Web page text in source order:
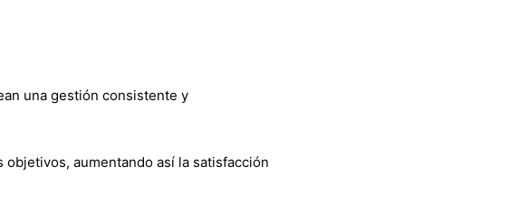
una gestión consistente y
aumentando así la satisfacción